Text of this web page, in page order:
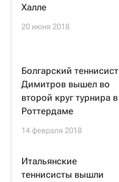
Халле
20 июня 2018
Болгарский теннисист
Димитров вышел во
второй круг турнира в
Роттердаме
14 февраля 2018
Итальянские
теннисисты вышли